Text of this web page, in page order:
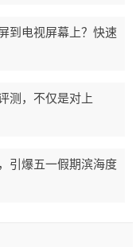
到电视屏幕上？快速
测，不仅是对上
引爆五一假期滨海度